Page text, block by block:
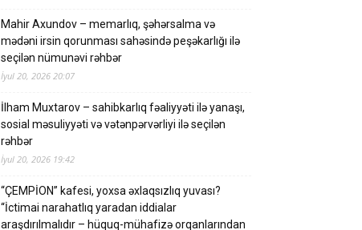
Mahir Axundov – memarlıq, şəhərsalma və
mədəni irsin qorunması sahəsində peşəkarlığı ilə
seçilən nümunəvi rəhbər
İyul 20, 2026 20:07
İlham Muxtarov – sahibkarlıq fəaliyyəti ilə yanaşı,
sosial məsuliyyəti və vətənpərvərliyi ilə seçilən
rəhbər
İyul 20, 2026 19:42
“ÇEMPİON” kafesi, yoxsa əxlaqsızlıq yuvası?
“İctimai narahatlıq yaradan iddialar
araşdırılmalıdır – hüquq-mühafizə orqanlarından